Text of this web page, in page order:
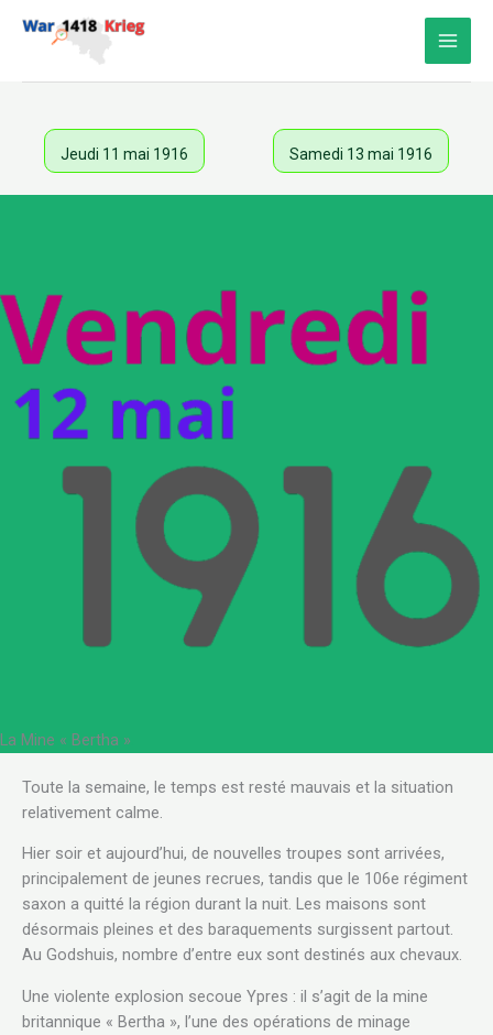
Jeudi 11 mai 1916 Samedi 13 mai 1916
La Mine « Bertha »
Toute la semaine, le temps est resté mauvais et la situation
relativement calme.
Hier soir et aujourd’hui, de nouvelles troupes sont arrivées,
principalement de jeunes recrues, tandis que le 106e régiment
saxon a quitté la région durant la nuit. Les maisons sont
désormais pleines et des baraquements surgissent partout.
Au Godshuis, nombre d’entre eux sont destinés aux chevaux.
Une violente explosion secoue Ypres : il s’agit de la mine
britannique « Bertha », l’une des opérations de minage